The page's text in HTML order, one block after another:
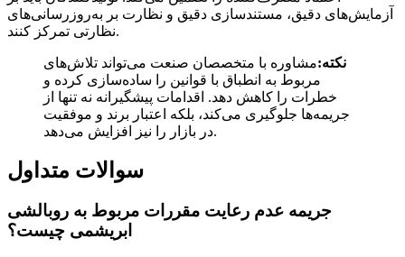
آزمایش‌های دقیق، مستندسازی دقیق و نظارت بر به‌روزرسانی‌های
نظارتی تمرکز کنند.
نکته:مشاوره با متخصصان صنعت می‌تواند تلاش‌های
مربوط به انطباق با قوانین را ساده‌سازی کرده و
خطرات را کاهش دهد. اقدامات پیشگیرانه نه تنها از
جریمه‌ها جلوگیری می‌کند، بلکه اعتبار برند و موفقیت
در بازار را نیز افزایش می‌دهد.
سوالات متداول
جریمه عدم رعایت مقررات مربوط به روبالشی
ابریشمی چیست؟